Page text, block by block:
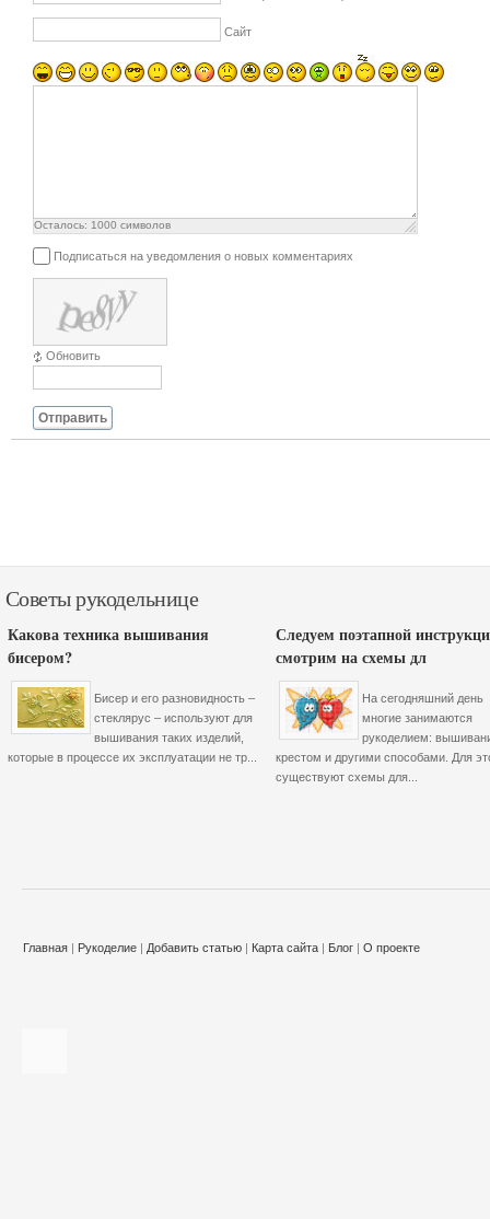
Сайт
Осталось: 1000 символов
Подписаться на уведомления о новых комментариях
Обновить
Отправить
Советы рукодельнице
Какова техника вышивания
бисером?
Бисер и его разновидность –
стеклярус – используют для
вышивания таких изделий,
которые в процессе их эксплуатации не тр...
Следуем поэтапной
смотрим на схемы дл
На сегодняшний день
многие занимаются
рукоделием:
крестом и другими способами. Для
существуют схемы для...
Главная | Рукоделие | Добавить статью | Карта сайта | Блог | О проекте